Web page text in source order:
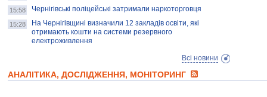
15:58 Чернігівські поліцейські затримали наркоторговця
15:28
На Чернігівщині визначили 12 закладів освіти, які
отримають кошти на системи резервного
електроживлення
Всі новини
АНАЛІТИКА, ДОСЛІДЖЕННЯ, МОНІТОРИНГ